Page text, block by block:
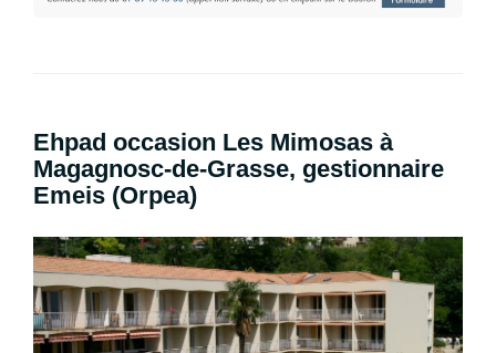
Ehpad occasion Les Mimosas à
Magagnosc-de-Grasse, gestionnaire
Emeis (Orpea)